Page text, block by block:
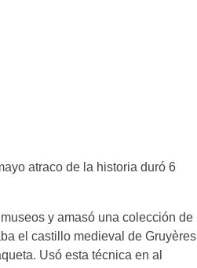
atraco de la historia duró 6
y amasó una colección de
el castillo medieval de Gruyères
Usó esta técnica en al